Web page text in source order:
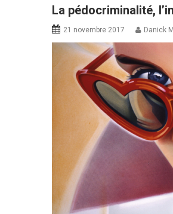
La pédocriminalité,
21 novembre 2017 Danick